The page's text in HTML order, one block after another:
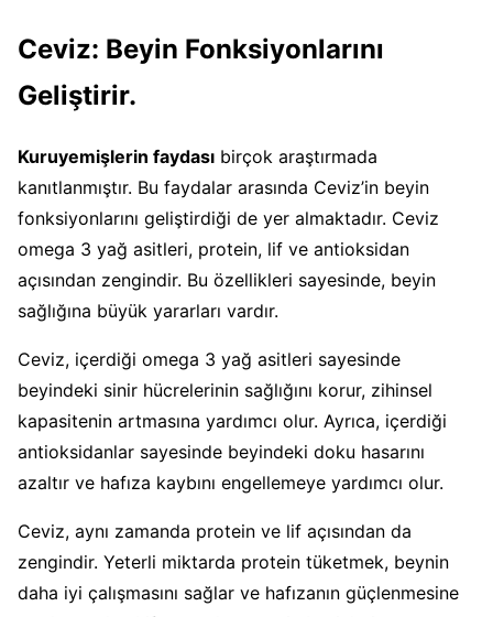
Ceviz: Beyin Fonksiyonlarını
Geliştirir.
Kuruyemişlerin faydası birçok araştırmada
kanıtlanmıştır. Bu faydalar arasında Ceviz’in beyin
fonksiyonlarını geliştirdiği de yer almaktadır. Ceviz
omega 3 yağ asitleri, protein, lif ve antioksidan
açısından zengindir. Bu özellikleri sayesinde, beyin
sağlığına büyük yararları vardır.
Ceviz, içerdiği omega 3 yağ asitleri sayesinde
beyindeki sinir hücrelerinin sağlığını korur, zihinsel
kapasitenin artmasına yardımcı olur. Ayrıca, içerdiği
antioksidanlar sayesinde beyindeki doku hasarını
azaltır ve hafıza kaybını engellemeye yardımcı olur.
Ceviz, aynı zamanda protein ve lif açısından da
zengindir. Yeterli miktarda protein tüketmek, beynin
daha iyi çalışmasını sağlar ve hafızanın güçlenmesine